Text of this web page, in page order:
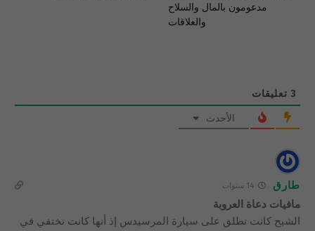
مدعومون بالمال والسلاح
والعلاقات
3 تعليقات
الأحدث
طارق 14 سنوات
مافيات دعاة العروبة
الشبح كانت تطلق على سيارة المرسيدس إذ أنها كانت تختفي في